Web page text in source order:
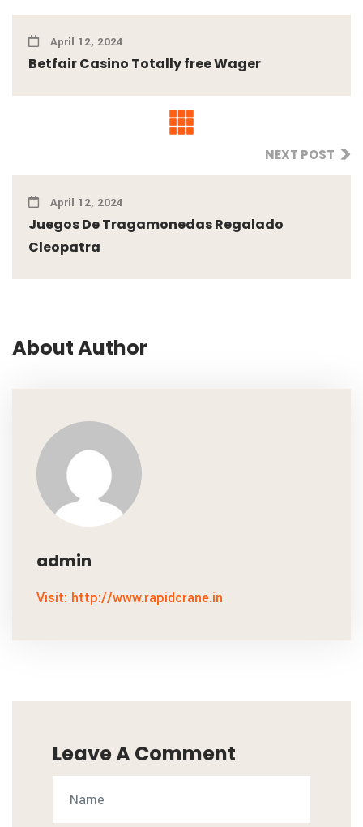
April 12, 2024
Betfair Casino Totally free Wager
NEXT POST
April 12, 2024
Juegos De Tragamonedas Regalado
Cleopatra
About Author
admin
Visit: http://www.rapidcrane.in
Leave A Comment